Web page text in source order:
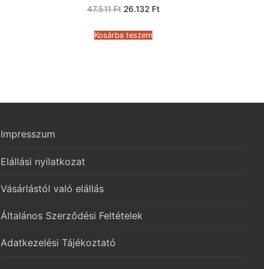
47.511Ft Original
47.511 Ft.
26.132 FtCurrent
Kosárba teszem
Impresszum
Elállási nyilatkozat
Vásárlástól való elállás
Általános Szerződési Feltételek
Adatkezelési Tájékoztató